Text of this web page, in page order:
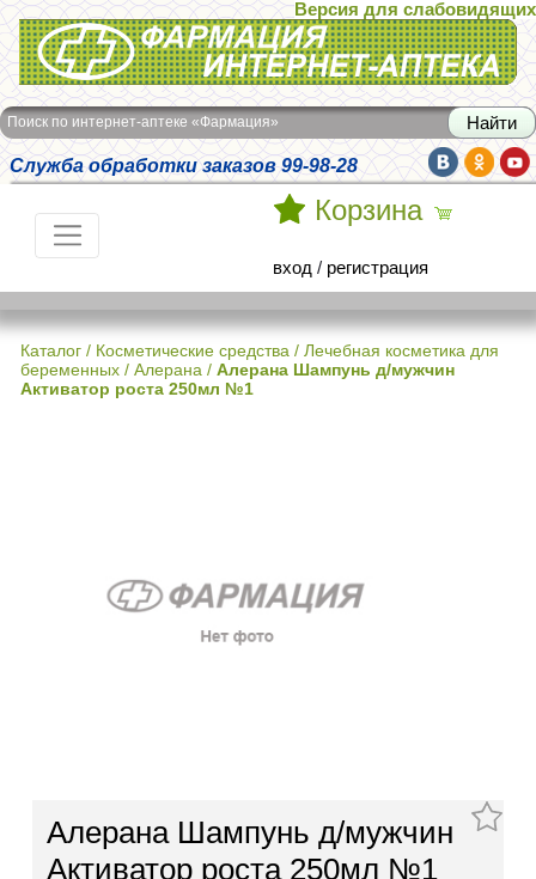
Интернет-аптека Фармация
Версия для слабовидящих
Поиск по интернет-аптеке «Фармация»
Служба обработки заказов 99-98-28
Корзина
вход / регистрация
Каталог / Косметические средства / Лечебная косметика для
беременных / Алерана / Алерана Шампунь д/мужчин
Активатор роста 250мл №1
Алерана Шампунь д/мужчин
Активатор роста 250мл №1